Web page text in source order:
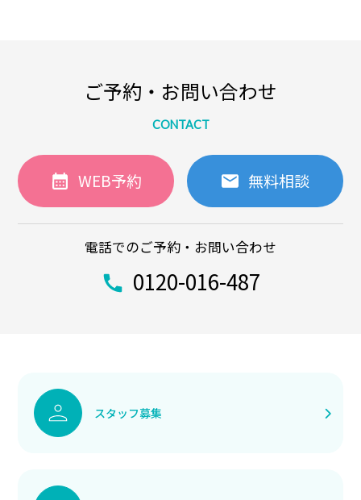
ご予約・お問い合わせ
CONTACT
WEB予約 無料相談
電話でのご予約・お問い合わせ
0120-016-487
スタッフ募集